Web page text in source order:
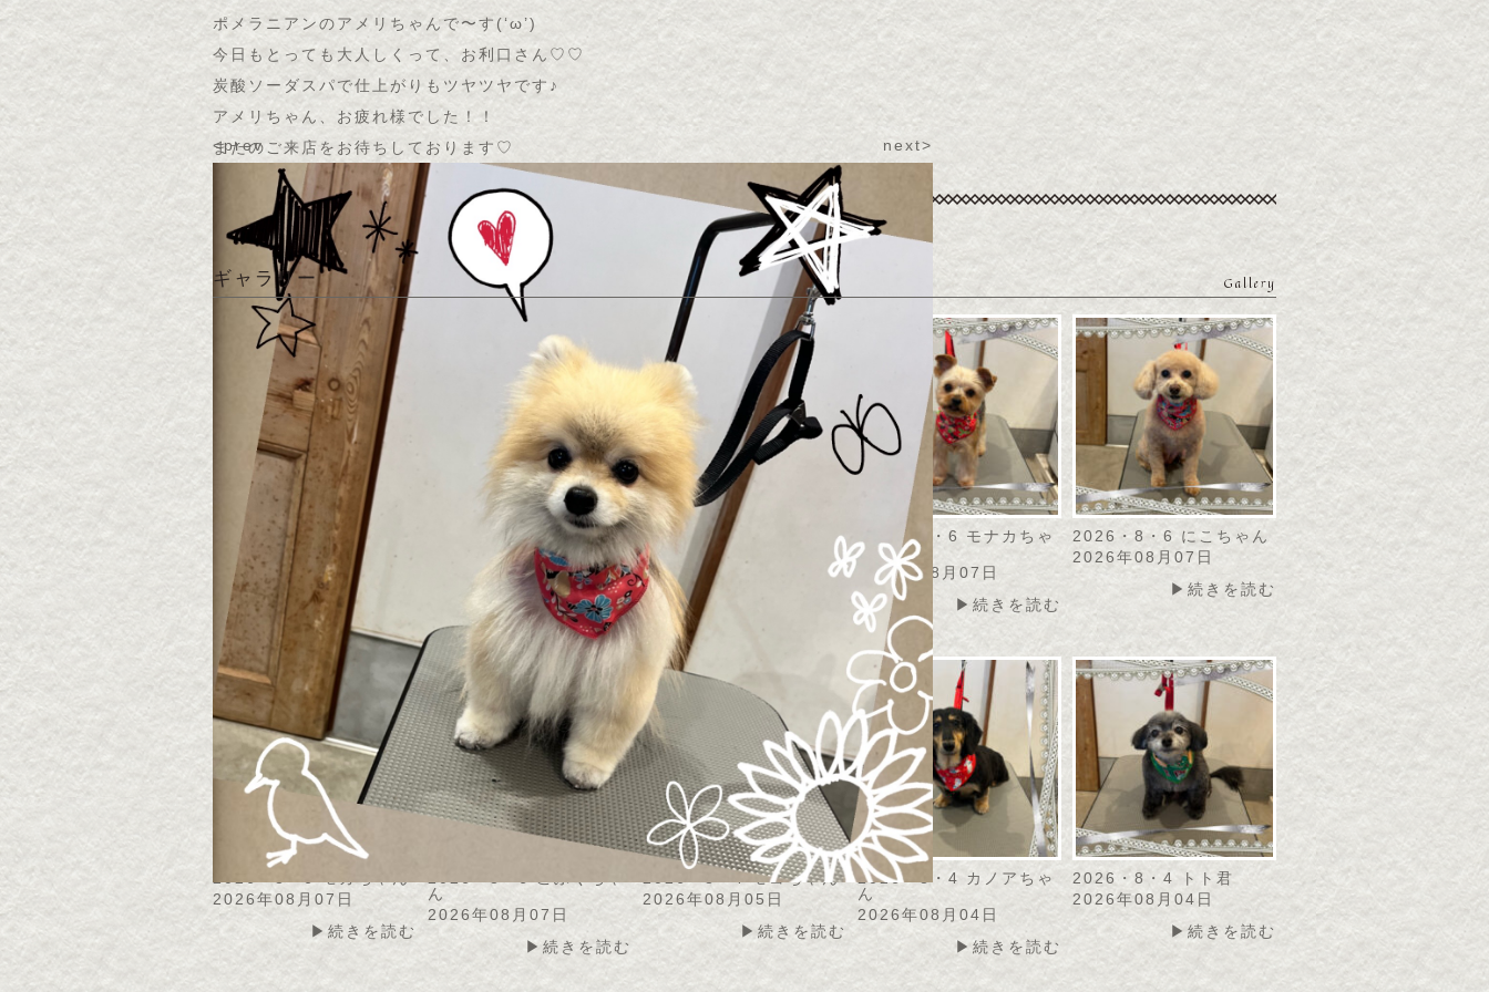
ポメラニアンのアメリちゃんで〜す(‘ω’)
今日もとっても大人しくって、お利口さん♡♡
炭酸ソーダスパで仕上がりもツヤツヤです♪
アメリちゃん、お疲れ様でした！！
またのご来店をお待ちしております♡
<prev next>
ギャラリー Gallery
2026・8・8 チョコちゃ
2026年08月08日
▶続きを読む
2026・8・7 うずらちゃ
2026年08月07日
▶続きを読む
2026・8・7 アメリちゃ
ん
2026年08月07日
2026・8・6 モナカちゃ
ん
2026年08月07日
▶続きを読む
2026・8・6 にこちゃん
2026年08月07日
▶続きを読む
2026年08月07日
▶続きを読む
ん
2026年08月07日
▶続きを読む
2026・8・4 モコちゃん
2026年08月05日
▶続きを読む
2026・8・4 カノアちゃ
ん
2026年08月04日
▶続きを読む
2026・8・4 トト君
2026年08月04日
▶続きを読む